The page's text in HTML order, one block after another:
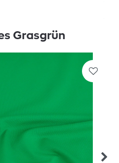
Grasgrün